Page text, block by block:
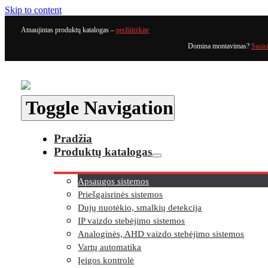
Skip to content
Atnaujintas produktų katalogas –peržiūrėkite
Domina montavimas?
Toggle Navigation
Pradžia
Produktų katalogas
Apsaugos sistemos
Priešgaisrinės sistemos
Dujų nuotėkio, smalkių detekcija
IP vaizdo stebėjimo sistemos
Analoginės, AHD vaizdo stebėjimo sistemos
Vartų automatika
Įeigos kontrolė